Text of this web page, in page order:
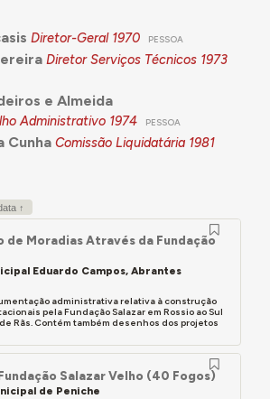
Diretor-Geral 1970 PESSOA
Diretor Serviços Técnicos 1973
e Almeida
Administrativo 1974 PESSOA
Cunha Comissão Liquidatária 1981
de Moradias Através da Fundação
Eduardo Campos, Abrantes
administrativa relativa à construção
pela Fundação Salazar em Rossio ao Sul
Rãs. Contém também desenhos dos projetos
Salazar Velho (40 Fogos)
de Peniche